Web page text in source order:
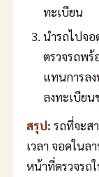
ทะเบียน
นำรถไปจ
ตรวจรถพ
แทนการล
ลงทะเบีย
สรุป: รถที่จะส
เวลา จอดในล
หน้าที่ตรวจรถ